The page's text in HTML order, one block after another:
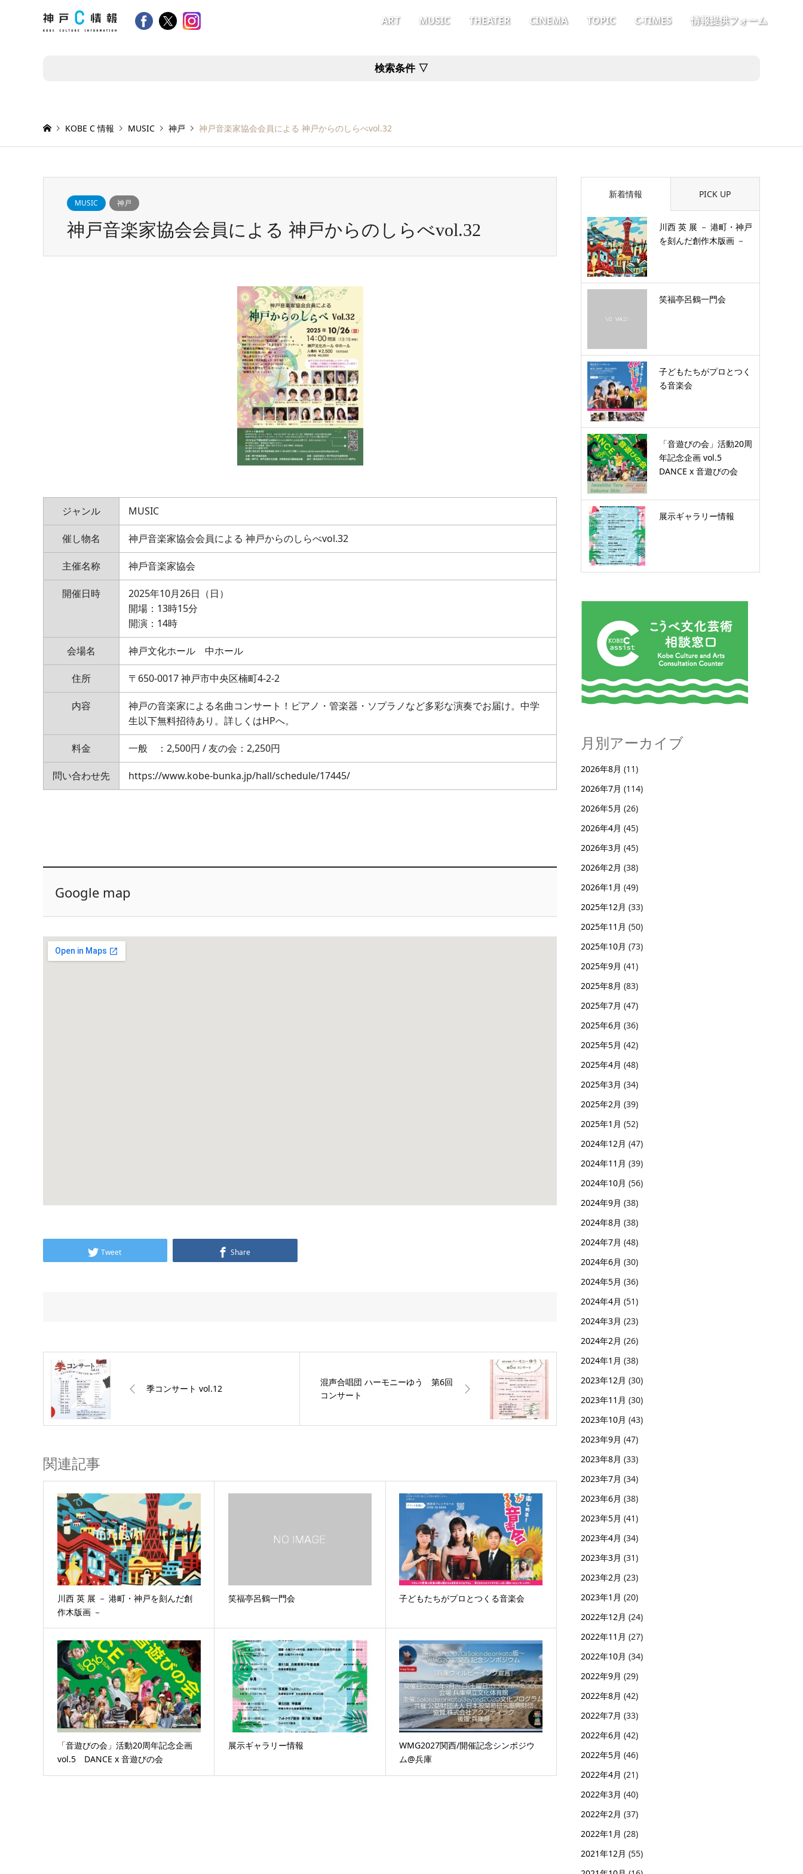
ART MUSIC THEATER CINEMA TOPIC C-TIMES 情報提供フォーム
検索条件 ▽
KOBE C 情報 MUSIC 神戸 神戸音楽家協会会員による 神戸からのしらべvol.32
MUSIC 神戸
神戸音楽家協会会員による 神戸からのしらべvol.32
ジャンル MUSIC
催し物名 神戸音楽家協会会員による 神戸からのしらべvol.32
主催名称 神⼾⾳楽家協会
開催日時
2025年10月26日（日）
開場：13時15分
開演：14時
会場名 神戸文化ホール 中ホール
住所 〒650-0017 神戸市中央区楠町4-2-2
内容
神戸の音楽家による名曲コンサート！ピアノ・管楽器・ソプラノなど多彩な演奏でお届け。中学
生以下無料招待あり。詳しくはHPへ。
料金 一般 ：2,500円 / 友の会：2,250円
問い合わせ先 https://www.kobe-bunka.jp/hall/schedule/17445/
Google map
Tweet Share
季コンサート vol.12
混声合唱団 ハーモニーゆう 第6回
コンサート
関連記事
川西 英 展 － 港町・神戸を刻んだ創
作木版画 －
笑福亭呂鶴一門会 子どもたちがプロとつくる音楽会
「音遊びの会」活動20周年記念企画
vol.5 DANCE x 音遊びの会
展示ギャラリー情報
WMG2027関西/開催記念シンポジウ
ム@兵庫
新着情報 PICK UP
川西 英 展 － 港町・神戸
を刻んだ創作木版画 －
笑福亭呂鶴一門会
子どもたちがプロとつく
る音楽会
「音遊びの会」活動20周
年記念企画 vol.5
DANCE x 音遊びの会
展示ギャラリー情報
月別アーカイブ
2026年8月 (11)
2026年7月 (114)
2026年5月 (26)
2026年4月 (45)
2026年3月 (45)
2026年2月 (38)
2026年1月 (49)
2025年12月 (33)
2025年11月 (50)
2025年10月 (73)
2025年9月 (41)
2025年8月 (83)
2025年7月 (47)
2025年6月 (36)
2025年5月 (42)
2025年4月 (48)
2025年3月 (34)
2025年2月 (39)
2025年1月 (52)
2024年12月 (47)
2024年11月 (39)
2024年10月 (56)
2024年9月 (38)
2024年8月 (38)
2024年7月 (48)
2024年6月 (30)
2024年5月 (36)
2024年4月 (51)
2024年3月 (23)
2024年2月 (26)
2024年1月 (38)
2023年12月 (30)
2023年11月 (30)
2023年10月 (43)
2023年9月 (47)
2023年8月 (33)
2023年7月 (34)
2023年6月 (38)
2023年5月 (41)
2023年4月 (34)
2023年3月 (31)
2023年2月 (23)
2023年1月 (20)
2022年12月 (24)
2022年11月 (27)
2022年10月 (34)
2022年9月 (29)
2022年8月 (42)
2022年7月 (33)
2022年6月 (42)
2022年5月 (46)
2022年4月 (21)
2022年3月 (40)
2022年2月 (37)
2022年1月 (28)
2021年12月 (55)